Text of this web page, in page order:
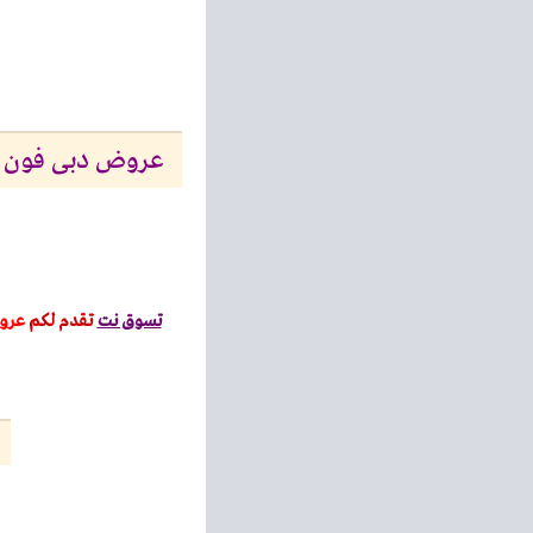
عروض دبى فون
تسوق نت تقدم لكم